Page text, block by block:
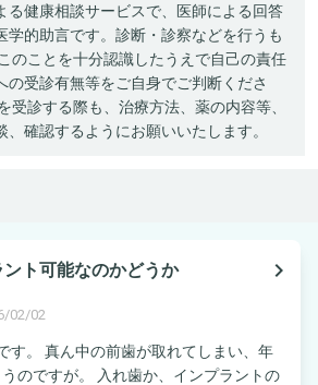
る健康相談サービスで、医師による回答
学的助言です。診断・診察などを行うも
のことを十分認識したうえで自己の責任
の受診有無等をご自身でご判断くださ
受診する際も、治療方法、薬の内容等、
確認するようにお願いいたします。
ト可能なのかどうか
navigate_next
02/02
す。 真ん中の前歯が取れてしまい、年
のですが。 入れ歯か、インプラントの